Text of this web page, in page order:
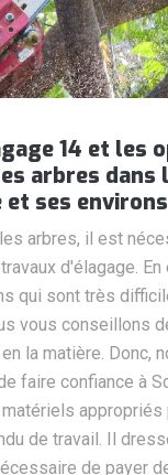
14 et les
arbres dans
et ses environs
arbres, il est
d'élagage.
qui sont très
vous conseillons
la matière. Donc,
faire confiance à
appropriés
de travail. Il
de payer